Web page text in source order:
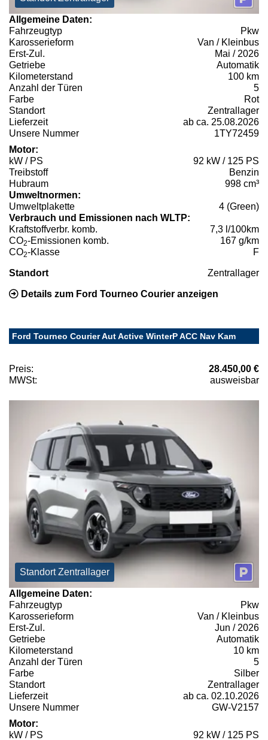
Allgemeine Daten:
Fahrzeugtyp
Pkw
Karosserieform
Van / Kleinbus
Erst-Zul.
Mai / 2026
Getriebe
Automatik
Kilometerstand
100 km
Anzahl der Türen
5
Farbe
Rot
Standort
Zentrallager
Lieferzeit
ab ca. 25.08.2026
Unsere Nummer
1TY72459
Motor:
kW / PS
92 kW / 125 PS
Treibstoff
Benzin
Hubraum
998 cm³
Umweltnormen:
Umweltplakette
4 (Green)
Verbrauch und Emissionen nach WLTP:
Kraftstoffverbr. komb.
7,3 l/100km
CO2-Emissionen komb.
167 g/km
CO2-Klasse F
Standort Zentrallager
Details zum Ford Tourneo Courier anzeigen
Ford Tourneo Courier Aut Active WinterP ACC Nav Kam
Preis:
28.450,00 €
MWSt:
ausweisbar
Standort Zentrallager
Allgemeine Daten:
Fahrzeugtyp
Pkw
Karosserieform
Van / Kleinbus
Erst-Zul.
Jun / 2026
Getriebe
Automatik
Kilometerstand
10 km
Anzahl der Türen
5
Farbe
Silber
Standort
Zentrallager
Lieferzeit
ab ca. 02.10.2026
Unsere Nummer
GW-V2157
Motor:
kW / PS
92 kW / 125 PS